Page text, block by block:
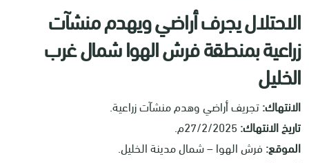
الاحتلال يجرف أراضي ويهدم منشآت
زراعية بمنطقة فرش الهوا شمال غرب
الخليل
الانتهاك:تجريف أراضي وهدم منشآت زراعية.
تاريخ الانتهاك:
الموقع:فرش الهوا – شمال مدينة الخليل.